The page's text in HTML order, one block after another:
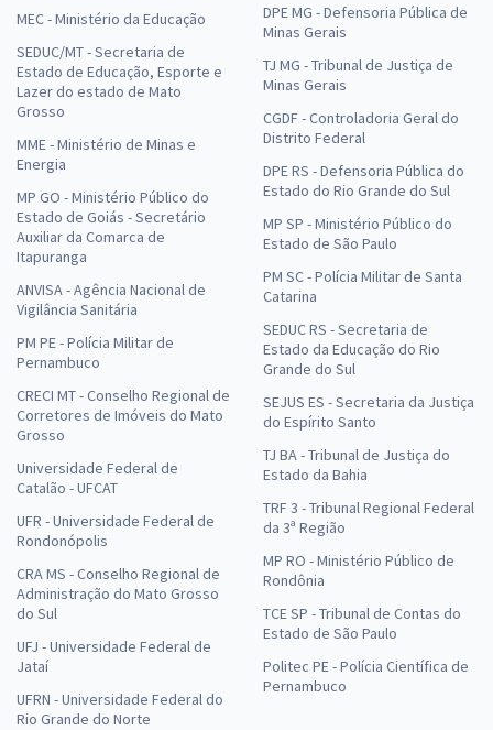
MEC - Ministério da Educação
SEDUC/MT - Secretaria de
Estado de Educação, Esporte e
Lazer do estado de Mato
Grosso
MME - Ministério de Minas e
Energia
MP GO - Ministério Público do
Estado de Goiás - Secretário
Auxiliar da Comarca de
Itapuranga
ANVISA - Agência Nacional de
Vigilância Sanitária
PM PE - Polícia Militar de
Pernambuco
CRECI MT - Conselho Regional de
Corretores de Imóveis do Mato
Grosso
Universidade Federal de
Catalão - UFCAT
UFR - Universidade Federal de
Rondonópolis
CRA MS - Conselho Regional de
Administração do Mato Grosso
do Sul
UFJ - Universidade Federal de
Jataí
UFRN - Universidade Federal do
Rio Grande do Norte
DPE MG - Defensoria Pública de
Minas Gerais
TJ MG - Tribunal de Justiça de
Minas Gerais
CGDF - Controladoria Geral do
Distrito Federal
DPE RS - Defensoria Pública do
Estado do Rio Grande do Sul
MP SP - Ministério Público do
Estado de São Paulo
PM SC - Polícia Militar de Santa
Catarina
SEDUC RS - Secretaria de
Estado da Educação do Rio
Grande do Sul
SEJUS ES - Secretaria da Justiça
do Espírito Santo
TJ BA - Tribunal de Justiça do
Estado da Bahia
TRF 3 - Tribunal Regional Federal
da 3ª Região
MP RO - Ministério Público de
Rondônia
TCE SP - Tribunal de Contas do
Estado de São Paulo
Politec PE - Polícia Científica de
Pernambuco